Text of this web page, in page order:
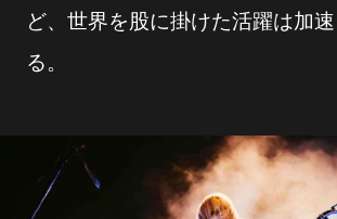
ど、世界を股に掛けた活躍は加
る。